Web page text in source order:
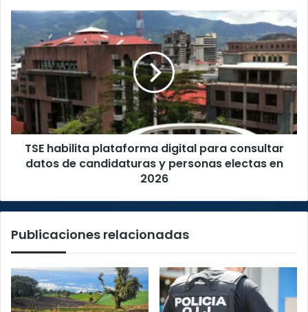
TSE
habilita
plataforma
digital
para
consultar
datos
de
candidaturas
personas
2026
TSE habilita plataforma digital para consultar
datos de candidaturas y personas electas en
2026
Publicaciones relacionadas